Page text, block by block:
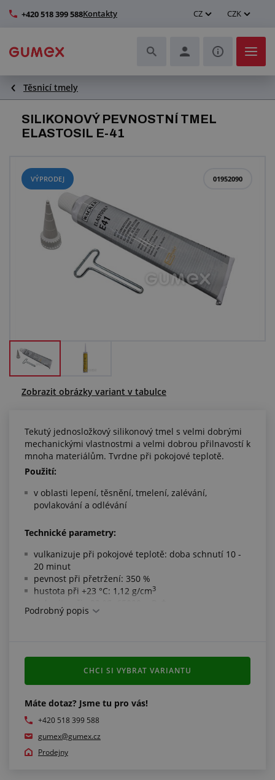
+420 518 399 588Kontakty CZ CZK
Hadice a jejich kompletace
Profily a výroba těsnění
Dopravníkové pásy a montáž
Zlepšení pracovního prostředí
Další pryžové a plastové výrobky
O nás a kariéra
Těsnicí tmely
SILIKONOVÝ PEVNOSTNÍ TMEL
ELASTOSIL E-41
01952090
VÝPRODEJ
Zobrazit obrázky variant v tabulce
Tekutý jednosložkový silikonový tmel s velmi dobrými
mechanickými vlastnostmi a velmi dobrou přilnavostí k
mnoha materiálům. Tvrdne při pokojové teplotě.
Použití:
v oblasti lepení, těsnění, tmelení, zalévání,
povlakování a odlévání
Technické parametry:
vulkanizuje při pokojové teplotě: doba schnutí 10 -
20 minut
pevnost při přetržení: 350 %
hustota při +23 °C: 1,12 g/cm3
doba vytvrzení při +23 °C: 12 hodin
při práci dodržujte pracovní a bezpečnostní pokyny
Podrobný popis
Máte dotaz? Jsme tu pro vás!
+420 518 399 588
gumex@gumex.cz
Prodejny
CHCI SI VYBRAT VARIANTU